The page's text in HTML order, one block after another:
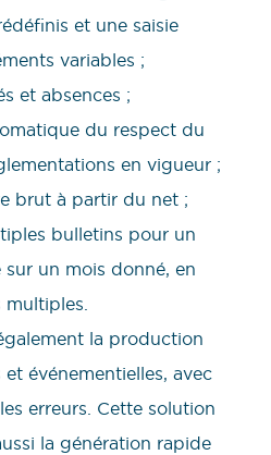
et une saisie
variables ;
et absences ;
du respect du
en vigueur ;
brut à partir du net ;
bulletins pour un
sur un mois donné, en
la production
événementielles, avec
erreurs. Cette solution
la génération rapide